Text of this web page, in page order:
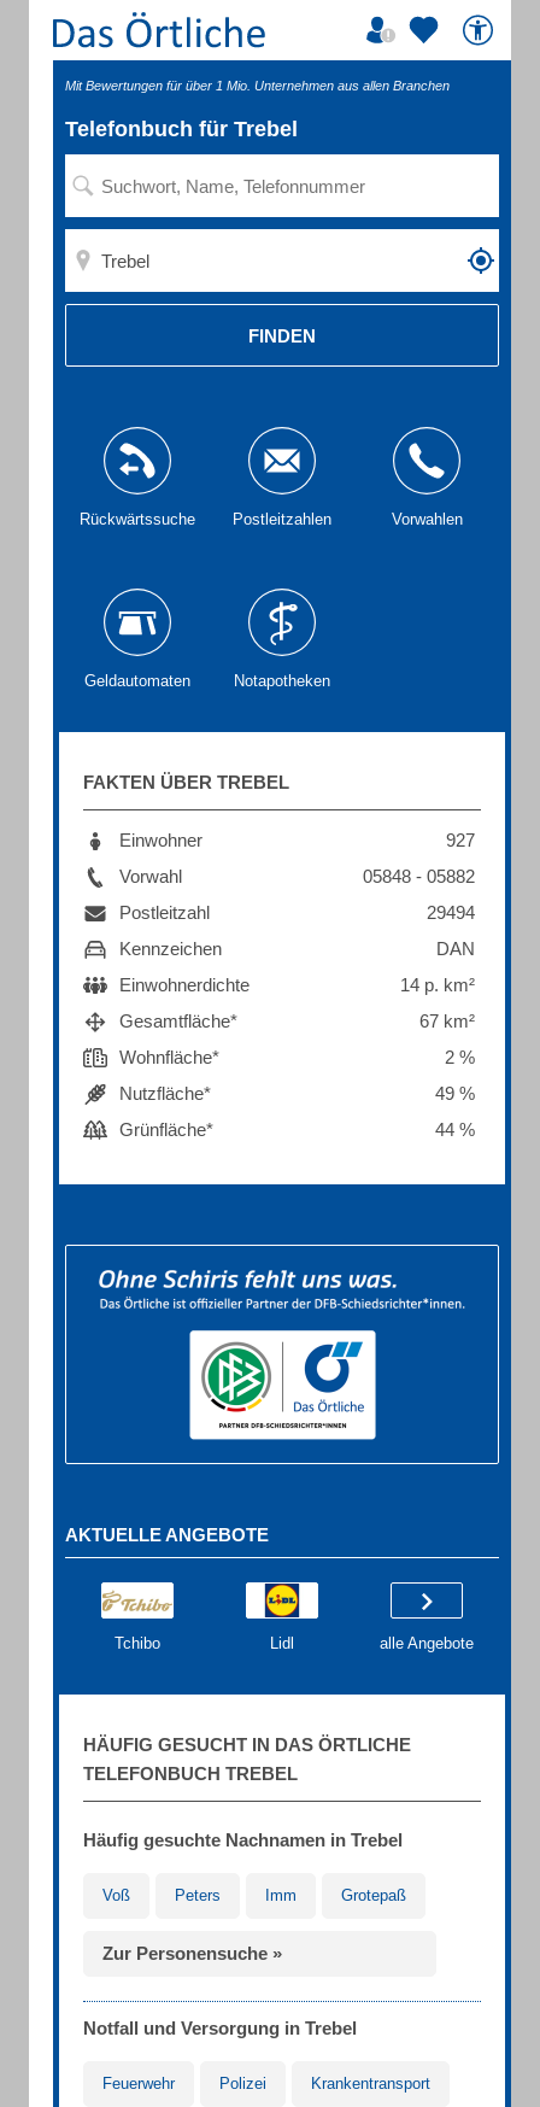
Mit Bewertungen für über 1 Mio. Unternehmen aus allen Branchen
Telefonbuch für Trebel
FINDEN
Rückwärtssuche Postleitzahlen Vorwahlen
Geldautomaten Notapotheken
FAKTEN ÜBER TREBEL
Einwohner
927
Vorwahl
05848 - 05882
Postleitzahl
29494
Kennzeichen
DAN
Einwohnerdichte
14 p. km²
Gesamtfläche*
67 km²
Wohnfläche*
2 %
Nutzfläche*
49 %
Grünfläche*
44 %
AKTUELLE ANGEBOTE
Tchibo Lidl alle Angebote
HÄUFIG GESUCHT IN DAS ÖRTLICHE
TELEFONBUCH TREBEL
Häufig gesuchte Nachnamen in Trebel
Voß Peters Imm Grotepaß
Zur Personensuche »
Notfall und Versorgung in Trebel
Feuerwehr Polizei Krankentransport